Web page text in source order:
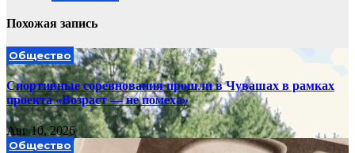
Похожая запись
Общество
Спортивные соревнования прошли в Чувашах в рамках
проекта «Возраст — не помеха»
Авг 10, 2026
Общество